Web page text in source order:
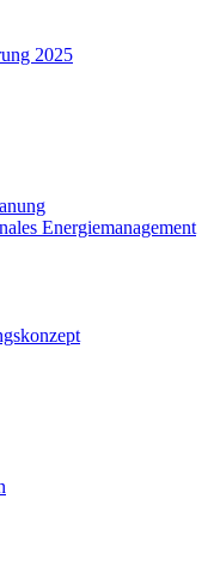
2025
Energiemanagement